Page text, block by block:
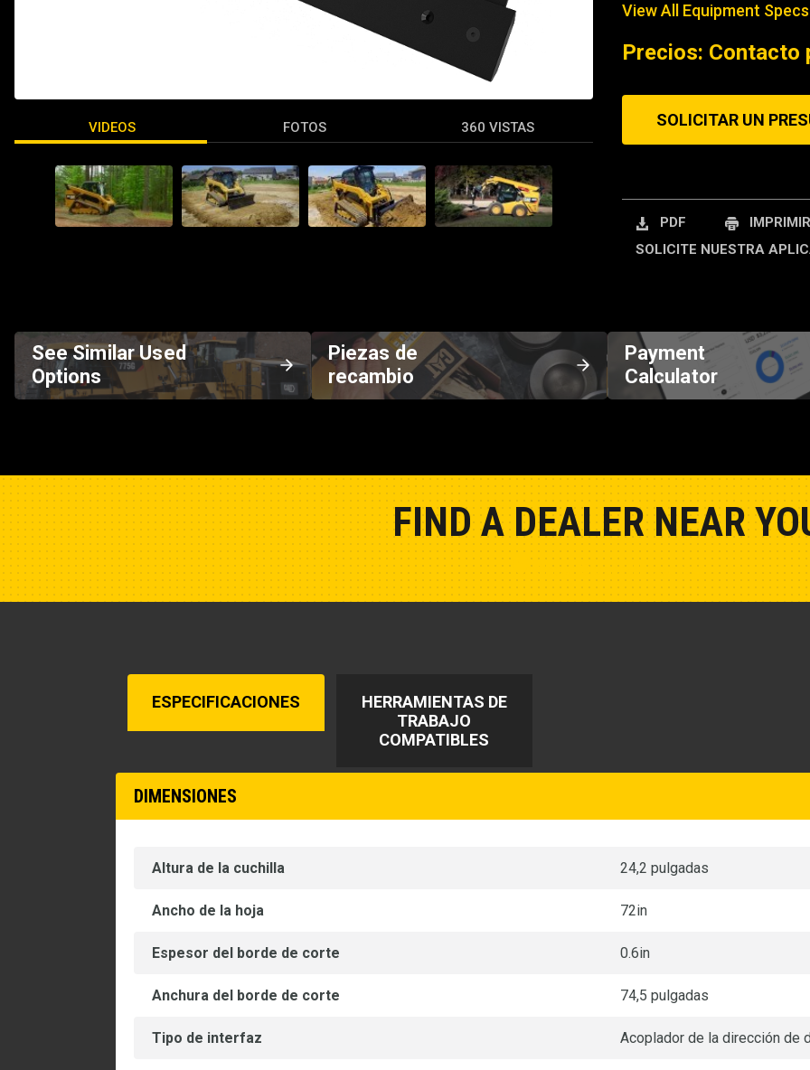
VIDEOS FOTOS 360 VISTAS
View All Equipment Specs
Precios: Contacto
SOLICITAR UN
PDF
IMPRIMIR
SOLICITE NUESTRA
See Similar Used
Options
Piezas de
recambio
Payment
Calculator
FIND A DEALER NEAR
ESPECIFICACIONES
HERRAMIENTAS DE
TRABAJO
COMPATIBLES
DIMENSIONES
Altura de la cuchilla 24,2 pulgadas
Ancho de la hoja 72in
Espesor del borde de corte 0.6in
Anchura del borde de corte 74,5 pulgadas
Tipo de interfaz Acoplador de la dirección de